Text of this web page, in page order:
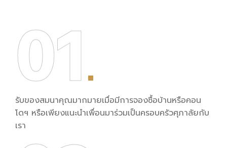
01
รับของสมนาคุณมากมายเมื่อมีการจองซื้อบ้านหรือคอน
โดฯ หรือเพียงแนะนำเพื่อนมาร่วมเป็นครอบครัวศุภาลัยกับ
เรา